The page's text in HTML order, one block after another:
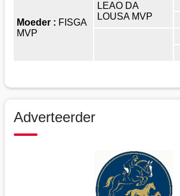
Moeder : FISGA
MVP
LEAO DA
LOUSA MVP
Adverteerder